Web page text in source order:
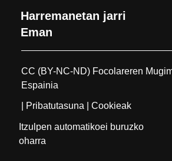
Harremanetan jarri
Eman
CC (BY-NC-ND) Focolareren
Espainia
| Pribatutasuna | Cookieak
Itzulpen automatikoei buruzko
oharra